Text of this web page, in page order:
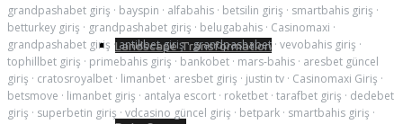
Landscape Transformation
grandpashabet giriş · bayspin · alfabahis · betsilin giriş · smartbahis giriş ·
betturkey giriş · grandpashabet giriş · belugabahis · Casinomaxi ·
grandpashabet giriş ·antikbet giriş·grandpashabet · vevobahis giriş ·
tophillbet giriş · primebahis giriş · bankobet · mars-bahis · aresbet güncel
giriş · cratosroyalbet · limanbet · aresbet giriş · justin tv · Casinomaxi Giriş ·
betsmove · limanbet giriş · antalya escort · roketbet · tarafbet giriş · dedebet
giriş · superbetin giriş · vdcasino güncel giriş · betpark · smartbahis giriş ·